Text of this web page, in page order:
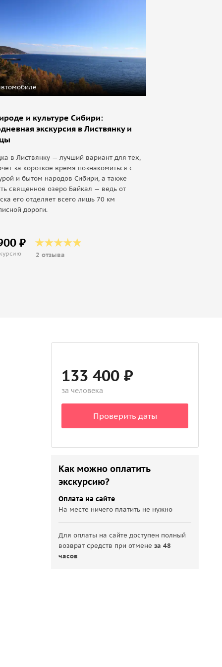
и культуре Сибири:
экскурсия в Листвянку и
в Листвянку — лучший вариант для тех,
за короткое время познакомиться с
и бытом народов Сибири, а также
священное озеро Байкал — ведь от
его отделяет всего лишь 70 км
дороги.
₽
2 отзыва
133 400 ₽
за человека
Проверить даты
Как можно оплатить
экскурсию?
Оплата на сайте
На месте ничего платить не нужно
Для оплаты на сайте доступен полный
возврат средств при отменеза 48
часов